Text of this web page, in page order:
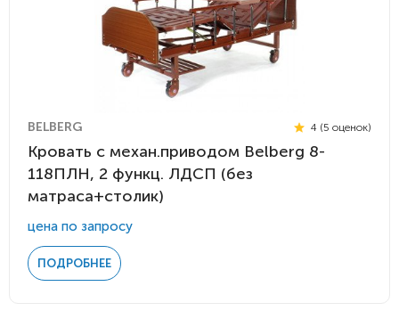
BELBERG 4 (5 оценок)
Кровать c механ.приводом Belberg 8-
118ПЛН, 2 функц. ЛДСП (без
матраса+столик)
цена по запросу
ПОДРОБНЕЕ